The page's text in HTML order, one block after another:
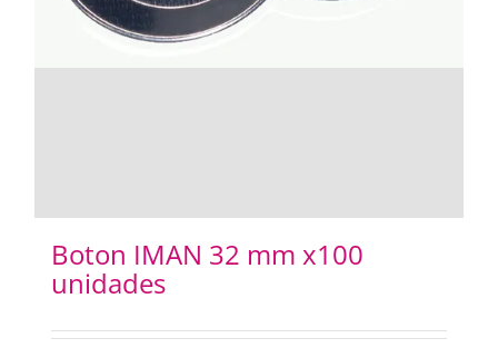
Boton IMAN 32 mm x100
unidades